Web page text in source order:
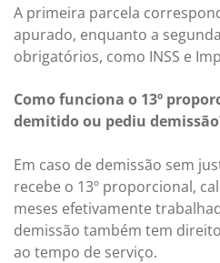
A primeira parcela
apurado, enquanto a
obrigatórios, como INSS e
Como funciona o 13º
demitido ou pediu
Em caso de demissão sem
recebe o 13º proporcional,
meses efetivamente
demissão também tem
ao tempo de serviço.